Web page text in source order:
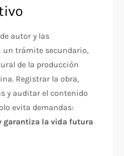
autor y las
un trámite secundario,
de la producción
Registrar la obra,
y auditar el contenido
evita demandas:
garantiza la vida futura